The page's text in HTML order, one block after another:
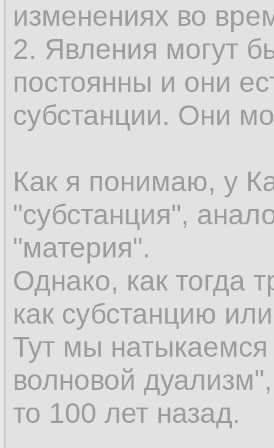
эмпирически
как сменяющиеся
сохраняется.
существовать
вы должны иметь
этого нечто не
присоединить
что уже
предшествующее
восприятия; но
возникновение к
существовали
существовать до
изменениях во
2. Явления могут
постоянны и они
субстанции. Они
Как я понимаю, у
"субстанция",
"материя".
Однако, как тогда
как субстанцию
Тут мы
волновой
то 100 лет назад.